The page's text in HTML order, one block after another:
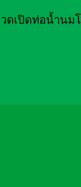
ดเปิดท่อน้ำน